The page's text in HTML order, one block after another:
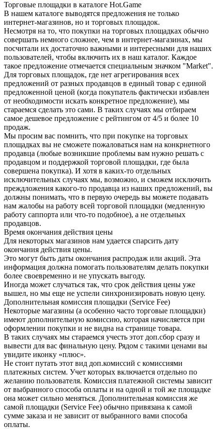
Торговые площадки в каталоге Hot.Game
В нашем каталоге выводятся предложения не только
интернет-магазинов, но и торговых площадок.
Несмотря на то, что покупки на торговых площадках обычно
совершать немного сложнее, чем в интернет-магазинах, мы
посчитали их достаточно важными и интересными для наших
пользователей, чтобы включить их в наш каталог. Каждое
такое предложение отмечается специальным значком "Market".
Для торговых площадок, где нет агрегирования всех
предложений от разных продавцов в единый товар с единой
предложенной ценой (когда покупатель фактически избавлен
от необходимости искать конкретное предложение), мы
стараемся сделать это сами. В таких случаях мы отбираем
самое дешевое предложение с рейтингом от 4/5 и более 10
продаж.
Мы просим вас помнить, что при покупке на торговых
площадках вы не сможете пожаловаться нам на конкрнетного
продавца (любые возникшие проблемы вам нужно решать с
продавцом и поддержкой торговой площадки, где была
совершена покупка). И хотя в каких-то отдельных
исключительных случаях мы, возможно, и сможем исключить
преждложения какого-то продавца из наших предложений, вы
должны понимать, что в первую очередь вы можете подавать
нам жалобы на работу всей торговой площадки (медленную
работу саппорта или что-то подобное), а не отдельных
продавцов.
Время окончания действия цены
Для некоторых магазинов нам удается спарсить дату
окончания действия цены.
Это могут быть даты окончания распродаж или акций. Эта
информация должна помогать пользователям делать покупки
более своевременно и не упускать выгоду.
Иногда может случаться так, что срок действия цены уже
вышел, но мы еще не успели синхронизировать новую цену.
Дополнительная комиссия площадки (Service Fee)
Некоторые магазины (а особенно часто торговые площадки)
имеют дополнительную комиссию, которая начисляется при
оформлении покупки и не видна на странице товара.
В таких случаях мы стараемся учесть этот доп.сбор сразу и
вывести для вас финальную цену. Рядом с такими ценами вы
увидите иконку «плюс».
Не стоит путать этот вид доп.комиссий с комиссиями
платежных систем. Учет которых включается отдельно по
желанию пользователя. Комиссия платежной системы зависит
от выбранного способа оплаты и на одной и той же площадке
она может сильно меняться. Дополнительная комиссия же
самой площадки (Service Fee) обычно привязана к самой
сумме заказа и не зависит от выбранного вами способа
оплаты.